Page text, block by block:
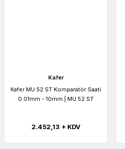
Kafer
Kafer MU 52 ST Komparatör Saati
0.01mm - 10mm | MU 52 ST
2.452,13 + KDV